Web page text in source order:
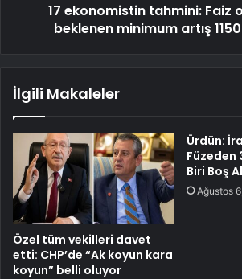
17 ekonomistin tahmini: Faiz
beklenen minimum artış
İlgili Makaleler
Özel tüm vekilleri davet
etti: CHP’de “Ak koyun kara
koyun” belli oluyor
Ürdün:
Füzeden
Biri Boş
Ağustos